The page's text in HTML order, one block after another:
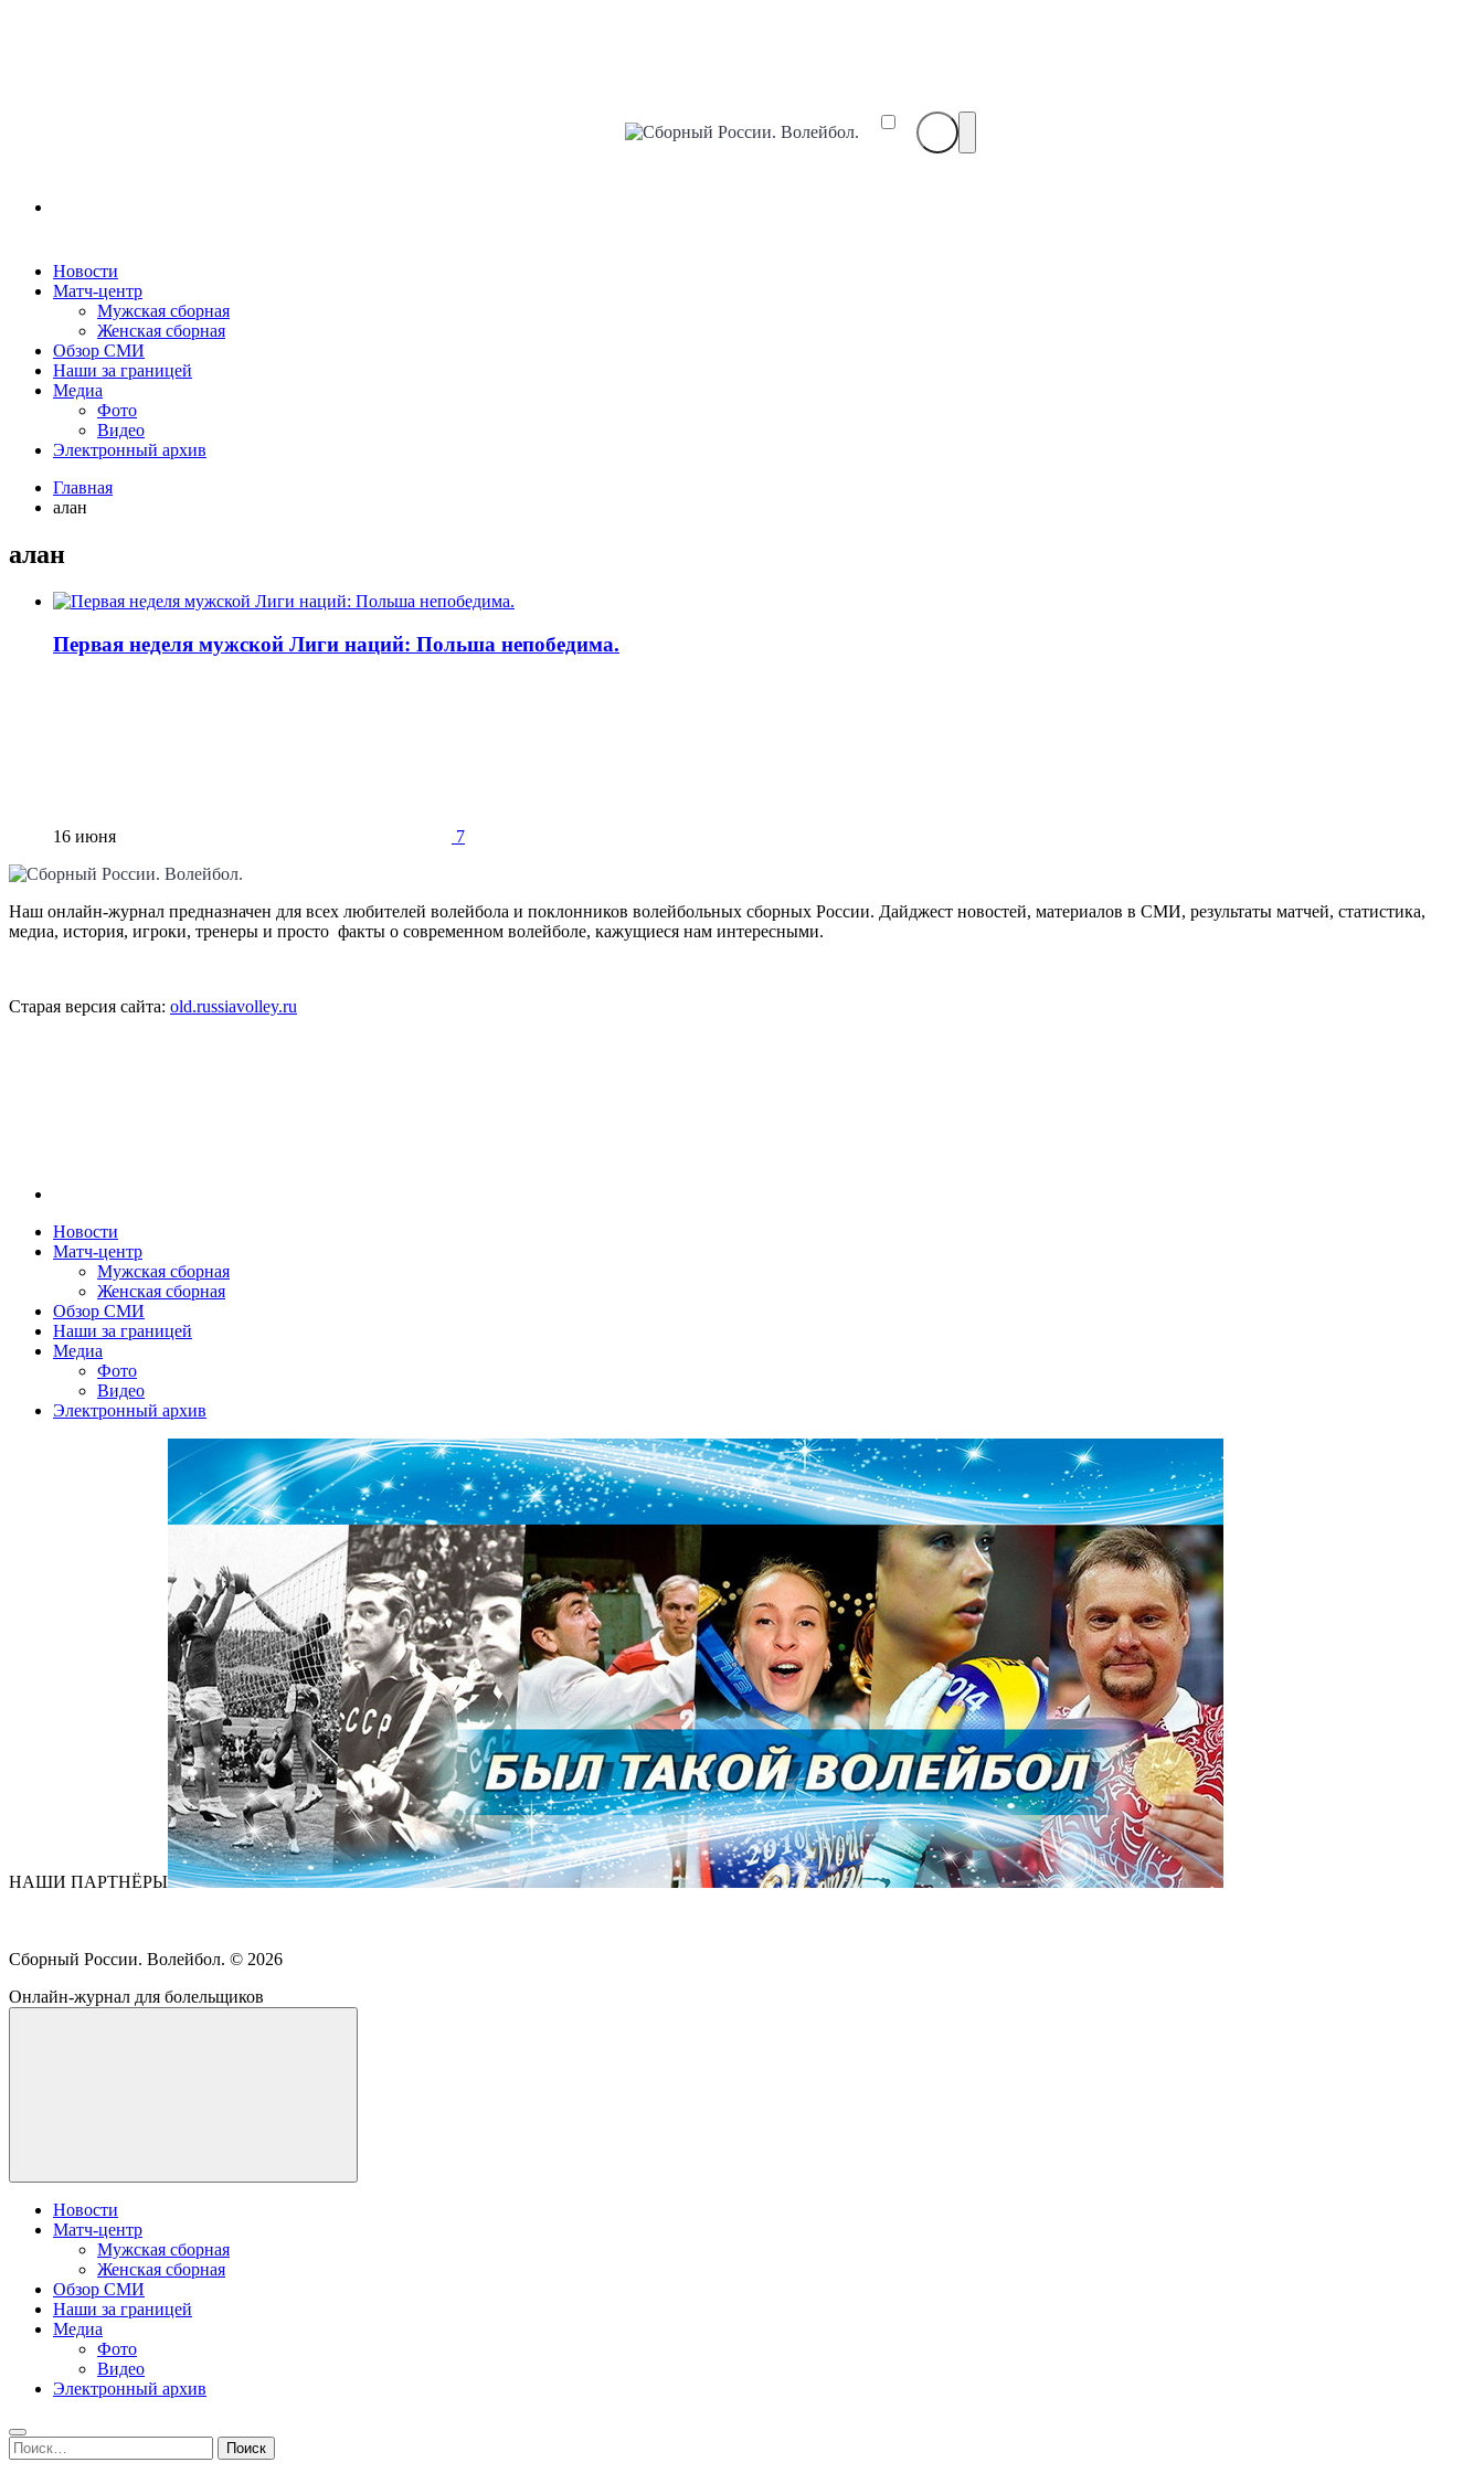
Сборный
Новости
Матч-центр
Мужская сборная
Женская сборная
Обзор СМИ
Наши за границей
Медиа
Фото
Видео
Электронный архив
Главная
алан
алан
Первая неделя мужской Лиги наций: Польша непобедима.
16 июня 7
Наш онлайн-журнал предназначен для всех любителей волейбола и поклонников волейбольных сборных России. Дайджест новостей, материалов в СМИ, результаты матчей, статистика,
медиа, история, игроки, тренеры и просто факты о современном волейболе, кажущиеся нам интересными.
Старая версия сайта: old.russiavolley.ru
Новости
Матч-центр
Мужская сборная
Женская сборная
Обзор СМИ
Наши за границей
Медиа
Фото
Видео
Электронный архив
НАШИ ПАРТНЁРЫ
Сборный России. Волейбол. © 2026
Онлайн-журнал для болельщиков
Новости
Матч-центр
Мужская сборная
Женская сборная
Обзор СМИ
Наши за границей
Медиа
Фото
Видео
Электронный архив
Найти: